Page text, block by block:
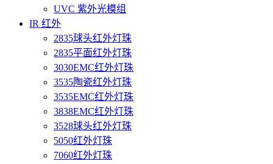
UVC 紫外光模组
IR 红外
2835球头红外灯珠
2835平面红外灯珠
3030EMC红外灯珠
3535陶瓷红外灯珠
3535EMC红外灯珠
3838EMC红外灯珠
3528球头红外灯珠
5050红外灯珠
7060红外灯珠